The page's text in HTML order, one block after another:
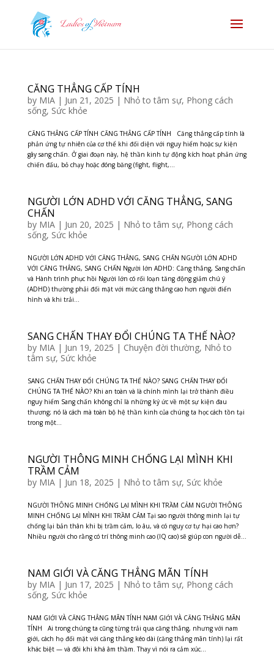
CĂNG THẲNG CẤP TÍNH
by MIA| Jun 21, 2025 | Nhỏ to tâm sự, Phong cách
sống, Sức khỏe
CĂNG THẲNG CẤP TÍNH CĂNG THẲNG CẤP TÍNH Căng thẳng cấp tính là
phản ứng tự nhiên của cơ thể khi đối diện với nguy hiểm hoặc sự kiện
gây sang chấn. Ở giai đoạn này, hệ thần kinh tự động kích hoạt phản ứng
chiến đấu, bỏ chạy hoặc đóng băng (fight, flight,...
NGƯỜI LỚN ADHD VỚI CĂNG THẲNG, SANG
CHẤN
by MIA| Jun 20, 2025 | Nhỏ to tâm sự, Phong cách
sống, Sức khỏe
NGƯỜI LỚN ADHD VỚI CĂNG THẲNG, SANG CHẤN NGƯỜI LỚN ADHD
VỚI CĂNG THẲNG, SANG CHẤN Người lớn ADHD: Căng thẳng, Sang chấn
và Hành trình phục hồi Người lớn có rối loạn tăng động giảm chú ý
(ADHD) thường phải đối mặt với mức căng thẳng cao hơn người điển
hình và khi trải...
SANG CHẤN THAY ĐỔI CHÚNG TA THẾ NÀO?
by MIA| Jun 19, 2025 | Chuyện đời thường, Nhỏ to
tâm sự, Sức khỏe
SANG CHẤN THAY ĐỔI CHÚNG TA THẾ NÀO? SANG CHẤN THAY ĐỔI
CHÚNG TA THẾ NÀO? Khi an toàn và là chính mình lại trở thành điều
nguy hiểm Sang chấn không chỉ là những ký ức về một sự kiện đau
thương; nó là cách mà toàn bộ hệ thần kinh của chúng ta học cách tồn tại
trong một...
NGƯỜI THÔNG MINH CHỐNG LẠI MÌNH KHI
TRẦM CẢM
by MIA| Jun 18, 2025 | Nhỏ to tâm sự, Sức khỏe
NGƯỜI THÔNG MINH CHỐNG LẠI MÌNH KHI TRẦM CẢM NGƯỜI THÔNG
MINH CHỐNG LẠI MÌNH KHI TRẦM CẢM Tại sao người thông minh lại tự
chống lại bản thân khi bị trầm cảm, lo âu, và có nguy cơ tự hại cao hơn?
Nhiều người cho rằng có trí thông minh cao (IQ cao) sẽ giúp con người dễ...
NAM GIỚI VÀ CĂNG THẲNG MÃN TÍNH
by MIA| Jun 17, 2025 | Nhỏ to tâm sự, Phong cách
sống, Sức khỏe
NAM GIỚI VÀ CĂNG THẲNG MÃN TÍNH NAM GIỚI VÀ CĂNG THẲNG MÃN
TÍNH Ai trong chúng ta cũng từng trải qua căng thẳng, nhưng với nam
giới, cách họ đối mặt với căng thẳng kéo dài (căng thẳng mãn tính) lại rất
khác biệt — và đôi khi khá âm thầm. Thay vì nói ra cảm xúc...